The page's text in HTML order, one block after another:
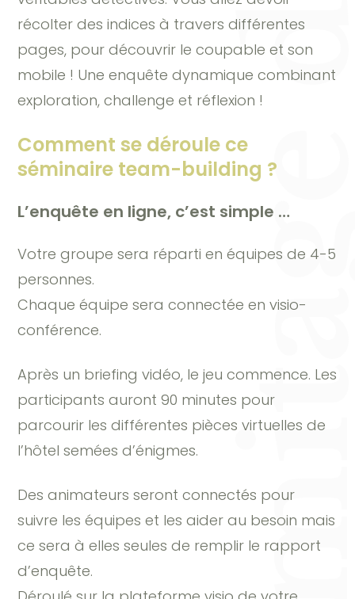
récolter des indices à travers différentes
pages, pour découvrir le coupable et son
mobile ! Une enquête dynamique combinant
exploration, challenge et réflexion !
Comment se déroule ce
séminaire team-building ?
L’enquête en ligne, c’est simple …
Votre groupe sera réparti en équipes de 4-5
personnes.
Chaque équipe sera connectée en visio-
conférence.
Après un briefing vidéo, le jeu commence. Les
participants auront 90 minutes pour
parcourir les différentes pièces virtuelles de
l’hôtel semées d’énigmes.
Des animateurs seront connectés pour
suivre les équipes et les aider au besoin mais
ce sera à elles seules de remplir le rapport
d’enquête.